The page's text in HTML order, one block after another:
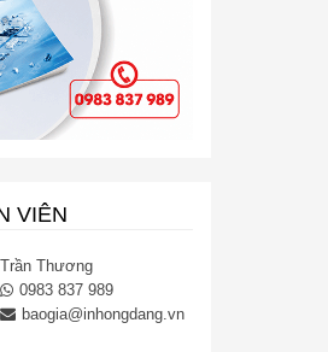
VIÊN
Trần Thương
0983 837 989
baogia@inhongdang.vn